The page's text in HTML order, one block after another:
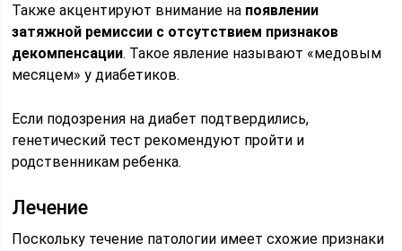
Также акцентируют внимание на появлении
затяжной ремиссии с отсутствием признаков
декомпенсации. Такое явление называют «медовым
месяцем» у диабетиков.
Если подозрения на диабет подтвердились,
генетический тест рекомендуют пройти и
родственникам ребенка.
Лечение
Поскольку течение патологии имеет схожие признаки